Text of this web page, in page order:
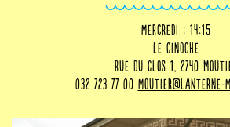
mercredi : 14:15
Le Cinoche
Rue du Clos 1, 2740
032 723 77 00 moutier@lanterne-